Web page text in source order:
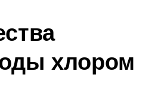
хлором